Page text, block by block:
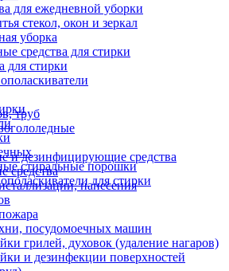
для ежедневной уборки
стекол, окон и зеркал
уборка
средства для стирки
для стирки
стиральные порошки
для стирки
труб
и дезинфицирующие средства
средства
нанесения
посудомоечных машин
грилей, духовок (удаление нагаров)
и дезинфекции поверхностей